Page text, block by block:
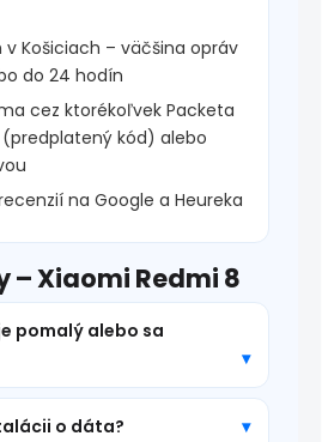
v Košiciach – väčšina opráv
do 24 hodín
cez ktorékoľvek Packeta
kód) alebo
na Google a Heureka
– Xiaomi Redmi 8
pomalý alebo sa
o dáta?